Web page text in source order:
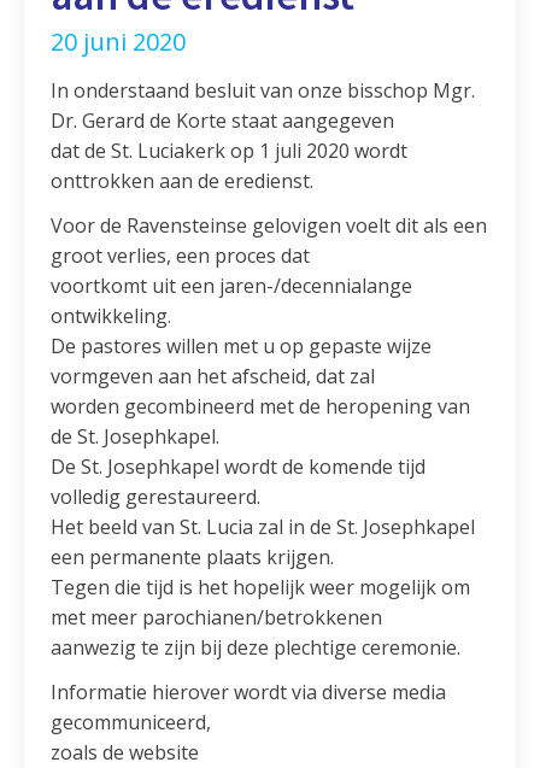
20 juni 2020
In onderstaand besluit van onze bisschop Mgr.
Dr. Gerard de Korte staat aangegeven
dat de St. Luciakerk op 1 juli 2020 wordt
onttrokken aan de eredienst.
Voor de Ravensteinse gelovigen voelt dit als een
groot verlies, een proces dat
voortkomt uit een jaren-/decennialange
ontwikkeling.
De pastores willen met u op gepaste wijze
vormgeven aan het afscheid, dat zal
worden gecombineerd met de heropening van
de St. Josephkapel.
De St. Josephkapel wordt de komende tijd
volledig gerestaureerd.
Het beeld van St. Lucia zal in de St. Josephkapel
een permanente plaats krijgen.
Tegen die tijd is het hopelijk weer mogelijk om
met meer parochianen/betrokkenen
aanwezig te zijn bij deze plechtige ceremonie.
Informatie hierover wordt via diverse media
gecommuniceerd,
zoals de website